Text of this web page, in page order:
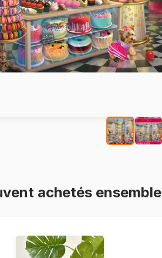
achetés ensemble